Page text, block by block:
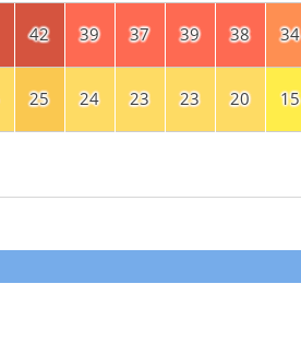
42 39 37 39 38 34
25 24 23 23 20 15